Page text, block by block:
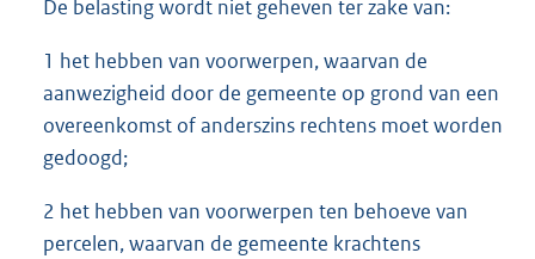
De belasting wordt niet geheven ter zake van:
1 het hebben van voorwerpen, waarvan de
aanwezigheid door de gemeente op grond van een
overeenkomst of anderszins rechtens moet worden
gedoogd;
2 het hebben van voorwerpen ten behoeve van
percelen, waarvan de gemeente krachtens